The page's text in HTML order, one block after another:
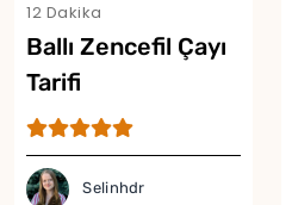
12 Dakika
Ballı Zencefil Çayı
Tarifi
Selinhdr